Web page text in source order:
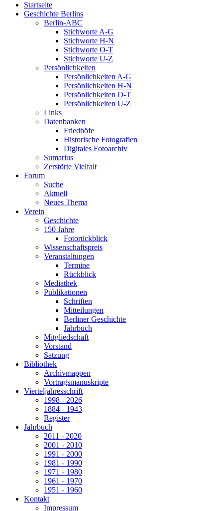
Startseite
Geschichte Berlins
Berlin-ABC
Stichworte A-G
Stichworte H-N
Stichworte O-T
Stichworte U-Z
Persönlichkeiten
Persönlichkeiten A-G
Persönlichkeiten H-N
Persönlichkeiten O-T
Persönlichkeiten U-Z
Links
Datenbanken
Friedhöfe
Historische Fotografien
Digitales Fotoarchiv
Sumarius
Zerstörte Vielfalt
Forum
Suche
Aktuell
Neues Thema
Verein
Geschichte
150 Jahre
Fotorückblick
Wissenschaftspreis
Veranstaltungen
Termine
Rückblick
Mediathek
Publikationen
Schriften
Mitteilungen
Berliner Geschichte
Jahrbuch
Mitgliedschaft
Vorstand
Satzung
Bibliothek
Archivmappen
Vortragsmanuskripte
Vierteljahresschrift
1998 - 2026
1884 - 1943
Register
Jahrbuch
2011 - 2020
2001 - 2010
1991 - 2000
1981 - 1990
1971 - 1980
1961 - 1970
1951 - 1960
Kontakt
Impressum